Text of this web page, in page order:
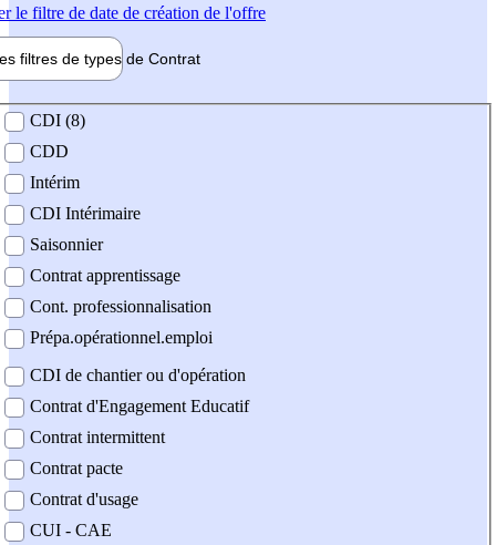
le filtre de date de création de l'offre
filtres de types de Contrat
contrat
CDI (8)
CDD
Intérim
CDI Intérimaire
Saisonnier
Contrat apprentissage
Cont. professionnalisation
Prépa.opérationnel.emploi
CDI de chantier ou d'opération
Contrat d'Engagement Educatif
Contrat intermittent
Contrat pacte
Contrat d'usage
CUI - CAE